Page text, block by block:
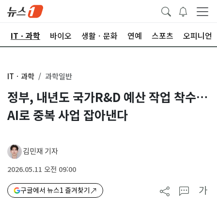
ITㆍ과학 바이오 생활ㆍ문화 연예 스포츠 오피니언
ITㆍ과학 과학일반
정부, 내년도 국가R&D 예산 작업 착수…
AI로 중복 사업 잡아낸다
김민재 기자
2026.05.11 오전 09:00
구글에서 뉴스1 즐겨찾기 가